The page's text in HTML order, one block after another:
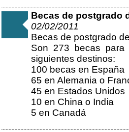
Becas de postgrado
02/02/2011
Becas de postgrado
Son 273 becas para
siguientes destinos:
100 becas en España
65 en Alemania o
45 en Estados Unidos
10 en China o India
5 en Canadá